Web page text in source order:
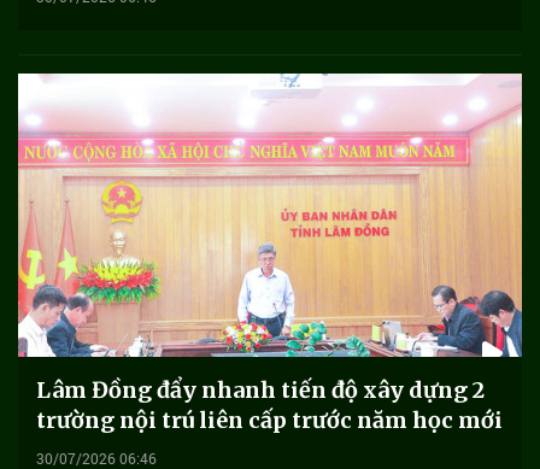
Lâm Đồng đẩy nhanh tiến độ xây dựng 2
trường nội trú liên cấp trước năm học mới
30/07/2026 06:46